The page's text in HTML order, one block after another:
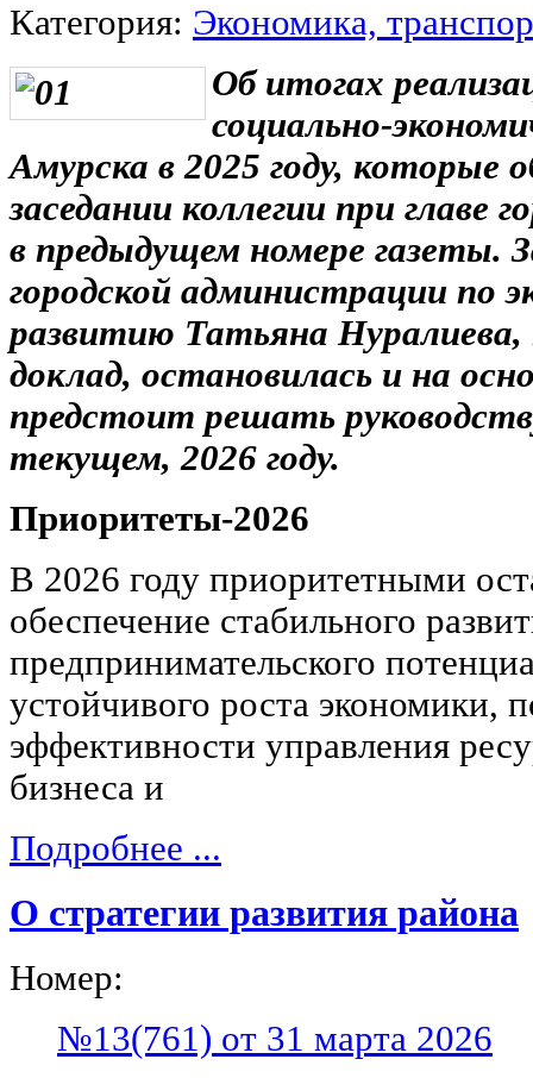
Категория: Экономика,
Об итогах
социально-
Амурска в 2025 году, которые
заседании коллегии при главе
в предыдущем номере газеты.
городской администрации по
развитию Татьяна
доклад, остановилась и на
предстоит решать
текущем, 2026 году.
Приоритеты-2026
В 2026 году приоритетными
обеспечение стабильного
предпринимательского
устойчивого роста экономики,
эффективности управления
бизнеса и
Подробнее ...
О стратегии развития района
Номер:
№13(761) от 31 марта 2026